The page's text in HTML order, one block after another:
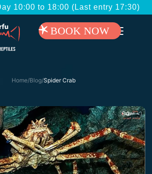
10:00 to 18:00 (Last entry 17:30)
BOOK NOW
Home/Blog/Spider Crab